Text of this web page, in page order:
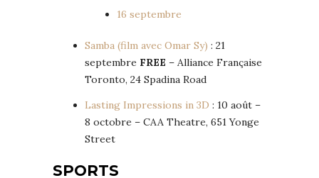
16 septembre
Samba (film avec Omar Sy) : 21
septembre FREE – Alliance Française
Toronto, 24 Spadina Road
Lasting Impressions in 3D : 10 août –
8 octobre – CAA Theatre, 651 Yonge
Street
SPORTS